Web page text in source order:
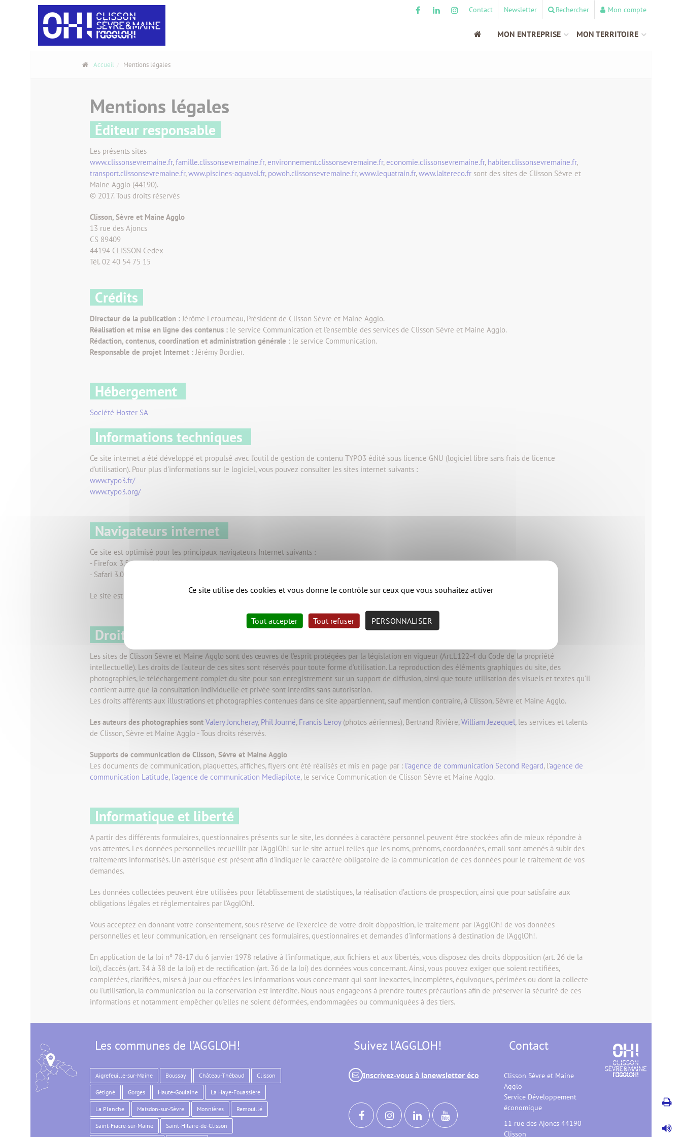
Contact Newsletter Rechercher Mon compte
MON ENTREPRISE MON TERRITOIRE
Accueil Mentions légales
Mentions légales
Éditeur responsable
Les présents sites
www.clissonsevremaine.fr,famille.clissonsevremaine.fr, environnement.clissonsevremaine.fr, economie.clissonsevremaine.fr, habiter.clissonsevremaine.fr,
transport.clissonsevremaine.fr,www.piscines-aquaval.fr, powoh.clissonsevremaine.fr,www.lequatrain.fr,www.laltereco.fr sont des sites de Clisson Sèvre et
Maine Agglo (44190).
© 2017. Tous droits réservés
Clisson, Sèvre et Maine Agglo
13 rue des Ajoncs
CS 89409
44194 CLISSON Cedex
Tél. 02 40 54 75 15
Crédits
Directeur de la publication :Jérôme Letourneau, Président de Clisson Sèvre et Maine Agglo.
Réalisation et mise en ligne des contenus : le service Communication et l’ensemble des services de Clisson Sèvre et Maine Agglo.
Rédaction, contenus, coordination et administration générale : le service Communication.
Responsable de projet Internet :Jérémy Bordier.
Hébergement
Société Hoster SA
Informations techniques
Ce site internet a été développé et propulsé avec l’outil de gestion de contenu TYPO3 édité sous licence GNU (logiciel libre sans frais de licence
d'utilisation). Pour plus d'informations sur le logiciel, vous pouvez consulter les sites internet suivants :
www.typo3.fr/
www.typo3.org/
Navigateurs internet
Ce site est optimisé pour les principaux navigateurs Internet suivants :
- Firefox 3.5 et supérieures
- Safari 3.0 et supérieures
Le site est optimisé pour un affichage en 1024x768 pixels minimum.
Droits d'auteurs et copyright
Les sites de Clisson Sèvre et Maine Agglo sont des œuvres de l'esprit protégées par la législation en vigueur (Art.L122-4 du Code de la propriété
intellectuelle). Les droits de l'auteur de ces sites sont réservés pour toute forme d'utilisation. La reproduction des éléments graphiques du site, des
photographies, le téléchargement complet du site pour son enregistrement sur un support de diffusion, ainsi que toute utilisation des visuels et textes qu'il
contient autre que la consultation individuelle et privée sont interdits sans autorisation.
Les droits afférents aux illustrations et photographies contenues dans ce site appartiennent, sauf mention contraire, à Clisson, Sèvre et Maine Agglo.
Les auteurs des photographies sont Valery Joncheray, Phil Journé, Francis Leroy(photos aériennes), Bertrand Rivière,William Jezequel, les services et talents
de Clisson, Sèvre et Maine Agglo - Tous droits réservés.
Supports de communication de Clisson, Sèvre et Maine Agglo
Les documents de communication, plaquettes, affiches, flyers ont été réalisés et mis en page par : l'agence de communication Second Regard, l’agence de
communication Latitude, l'agence de communication Mediapilote, le service Communication de Clisson Sèvre et Maine Agglo.
Informatique et liberté
A partir des différents formulaires, questionnaires présents sur le site, les données à caractère personnel peuvent être stockées afin de mieux répondre à
vos attentes. Les données personnelles recueillit par l'AgglOh! sur le site actuel telles que les noms, prénoms, coordonnées, email sont amenés à subir des
traitements informatisés. Un astérisque est présent afin d'indiquer le caractère obligatoire de la communication de ces données pour le traitement de vos
demandes.
Les données collectées peuvent être utilisées pour l’établissement de statistiques, la réalisation d’actions de prospection, ainsi que pour satisfaire aux
obligations légales et réglementaires par l'AgglOh!.
Vous acceptez en donnant votre consentement, sous réserve de l’exercice de votre droit d’opposition, le traitement par l'AgglOh! de vos données
personnelles et leur communication, en renseignant ces formulaires, questionnaires et demandes d’informations à destination de l'AgglOh!.
En application de la loi nº 78-17 du 6 janvier 1978 relative à l'informatique, aux fichiers et aux libertés, vous disposez des droits d'opposition (art. 26 de la
loi), d'accès (art. 34 à 38 de la loi) et de rectification (art. 36 de la loi) des données vous concernant. Ainsi, vous pouvez exiger que soient rectifiées,
complétées, clarifiées, mises à jour ou effacées les informations vous concernant qui sont inexactes, incomplètes, équivoques, périmées ou dont la collecte
ou l'utilisation, la communication ou la conservation est interdite. Nous nous engageons à prendre toutes précautions afin de préserver la sécurité de ces
informations et notamment empêcher qu'elles ne soient déformées, endommagées ou communiquées à des tiers.
Les communes de l'AGGLOH!
Aigrefeuille-sur-Maine Boussay Château-Thébaud Clisson
Gétigné Gorges Haute-Goulaine La Haye-Fouassière
La Planche Maisdon-sur-Sèvre Monnières Remouillé
Saint-Fiacre-sur-Maine Saint-Hilaire-de-Clisson
Suivez l'AGGLOH!
Inscrivez-vous à lanewsletter éco
Contact
Clisson Sèvre et Maine
Agglo
Service Développement
économique
11 rue des Ajoncs 44190
Clisson
Panneau de gestion des cookies
Ce site utilise des cookies et vous donne le contrôle sur ceux que vous souhaitez activer
Tout accepter Tout refuser PERSONNALISER